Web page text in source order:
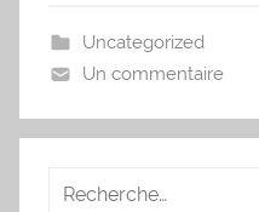
Uncategorized
Un commentaire